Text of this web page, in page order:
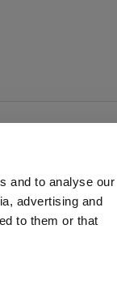
and to analyse our
advertising and
to them or that
Withdrawal your order